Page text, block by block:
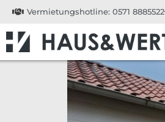
Vermietungshotline: 0571 8885522